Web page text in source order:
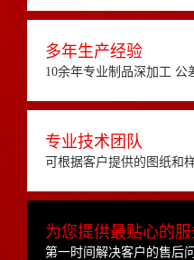
多年生产经验
10余年专业制品深加工 公
专业技术团队
可根据客户提供的图纸和
为您提供最贴心的服
第一时间解决客户的售后